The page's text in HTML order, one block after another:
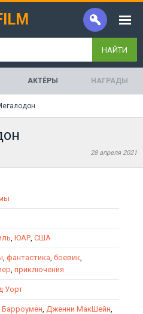
НАЙТИ
АКТЁРЫ НАГРАДЫ
28 апреля 2021
, ЮАР, США
, фантастика, боевик,
, приключения
Уорт
, Дженни МакШейн,